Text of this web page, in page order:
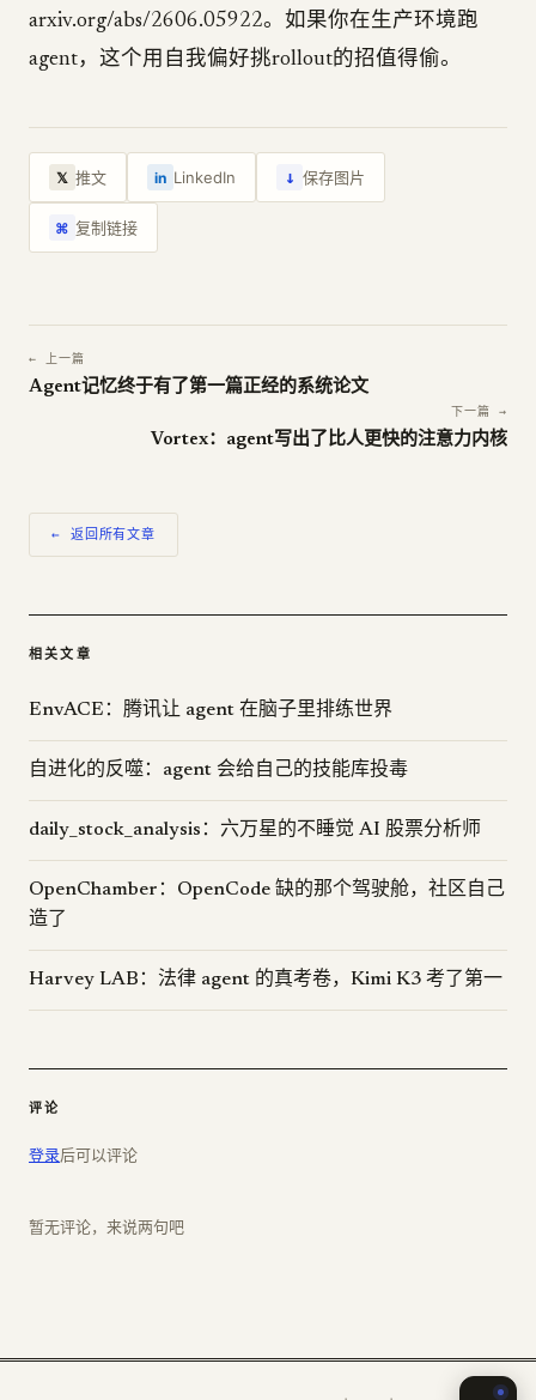
arxiv.org/abs/2606.05922。如果你在生产环境跑
agent，这个用自我偏好挑rollout的招值得偷。
𝕏 推文 in LinkedIn ↓ 保存图片
⌘ 复制链接
← 上一篇
Agent记忆终于有了第一篇正经的系统论文
下一篇 →
Vortex：agent写出了比人更快的注意力内核
← 返回所有文章
相关文章
EnvACE：腾讯让 agent 在脑子里排练世界
自进化的反噬：agent 会给自己的技能库投毒
daily_stock_analysis：六万星的不睡觉 AI 股票分析师
OpenChamber：OpenCode 缺的那个驾驶舱，社区自己
造了
Harvey LAB：法律 agent 的真考卷，Kimi K3 考了第一
评论
登录后可以评论
暂无评论，来说两句吧